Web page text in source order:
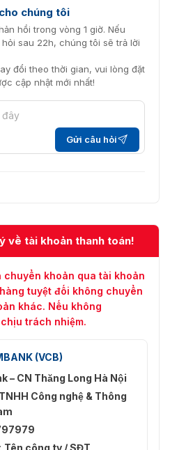
tùy chọn
4 mẫu, 1 quét ngang
cài đặt trước / Quét /
không có lệnh trong khoảng
~ +60℃
tường
chúng tôi
hồi trong vòng 1 giờ. Nếu
sau 22h, chúng tôi sẽ trả lời
đổi theo thời gian, vui lòng đặt
cập nhật mới nhất!
Gửi câu hỏi
về tài khoản thanh toán!
khoản qua tài khoản
tuyệt đối không chuyển
khác. Nếu không
trách nhiệm.
(VCB)
– CN Thăng Long Hà Nội
Công nghệ & Thông
Tên công ty / SĐT